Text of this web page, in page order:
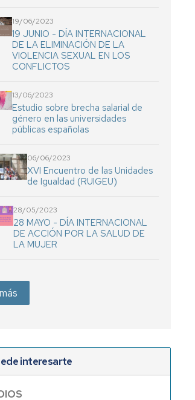
19/06/2023
19 JUNIO - DÍA INTERNACIONAL
DE LA ELIMINACIÓN DE LA
VIOLENCIA SEXUAL EN LOS
CONFLICTOS
13/06/2023
Estudio sobre brecha salarial de
género en las universidades
públicas españolas
06/06/2023
XVI Encuentro de las Unidades
de Igualdad (RUIGEU)
28/05/2023
28 MAYO - DÍA INTERNACIONAL
DE ACCIÓN POR LA SALUD DE
LA MUJER
interesarte